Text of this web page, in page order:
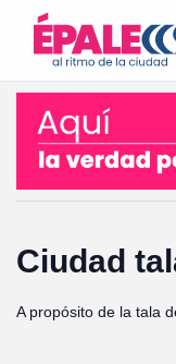
Ciudad
A propósito de la tala